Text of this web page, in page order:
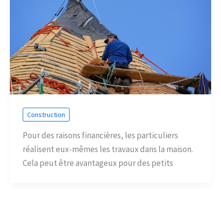
Construction
Pour des raisons financières, les particuliers
réalisent eux-mêmes les travaux dans la maison.
Cela peut être avantageux pour des petits